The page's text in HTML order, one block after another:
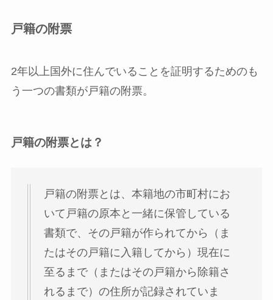
戸籍の附票
2年以上国外に住んでいることを証明するためのも
う一つの書類が戸籍の附票。
戸籍の附票とは？
戸籍の附票とは、本籍地の市町村にお
いて戸籍の原本と一緒に保管している
書類で、その戸籍が作られてから（ま
たはその戸籍に入籍してから）現在に
至るまで（またはその戸籍から除籍さ
れるまで）の住所が記録されていま